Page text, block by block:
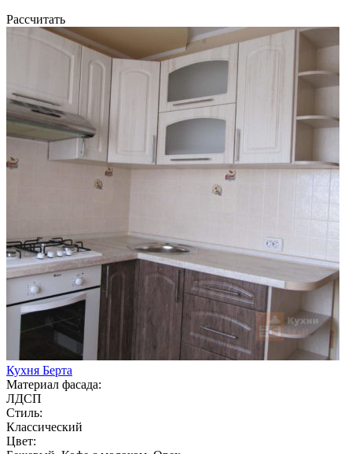
Рассчитать
Кухня Берта
Материал фасада:
ЛДСП
Стиль:
Классический
Цвет: